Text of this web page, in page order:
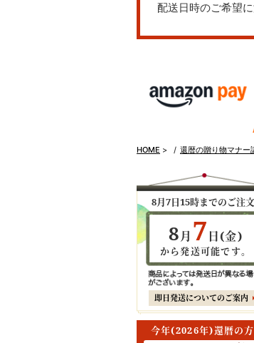
配送日時のご希望
HOME > 還暦の贈り物マナー
8月7日15時までのご注
8月 7 日(金)
から発送可能です。
即日発送についてのご案内
今年(2026年)還暦の